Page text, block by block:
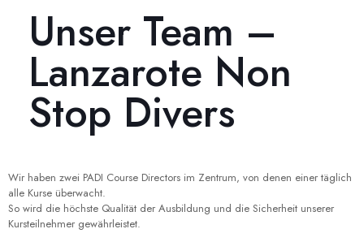
Unser Team –
Lanzarote Non
Stop Divers
Wir haben zwei PADI Course Directors im Zentrum, von denen einer täglich
alle Kurse überwacht.
So wird die höchste Qualität der Ausbildung und die Sicherheit unserer
Kursteilnehmer gewährleistet.